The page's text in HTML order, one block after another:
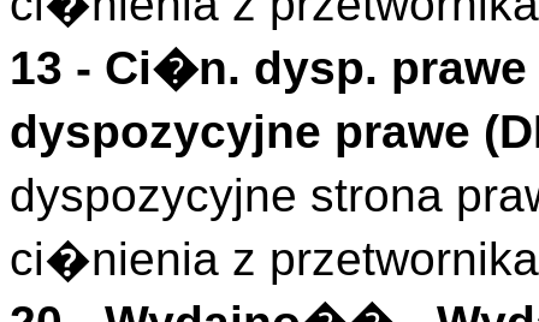
13 - Ci�n. dysp. prawe
dyspozycyjne prawe (
dyspozycyjne strona
ci�nienia z